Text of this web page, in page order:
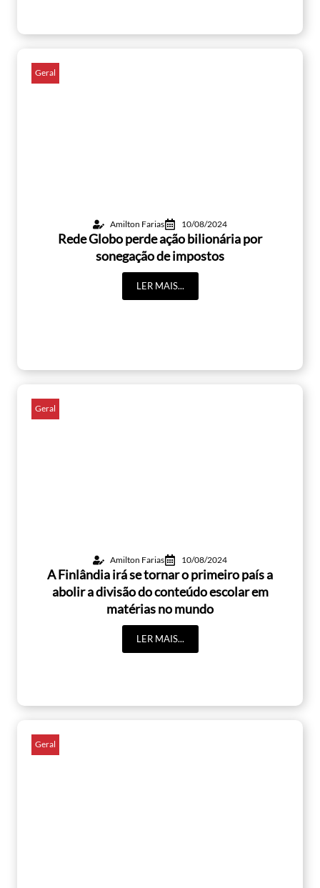
Geral
Amilton Farias 10/08/2024
Rede Globo perde ação bilionária por
sonegação de impostos
LER MAIS...
Geral
Amilton Farias 10/08/2024
A Finlândia irá se tornar o primeiro país a
abolir a divisão do conteúdo escolar em
matérias no mundo
LER MAIS...
Geral